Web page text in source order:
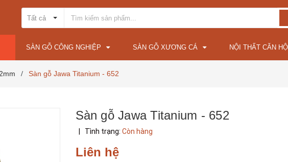
Tất cả
SÀN GỖ CÔNG NGHIỆP SÀN GỖ XƯƠNG CÁ NỘI THẤT CĂN HỘ
/ Sàn gỗ Jawa Titanium - 652
Sàn gỗ Jawa Titanium - 652
Tình trạng: Còn hàng
Liên hệ